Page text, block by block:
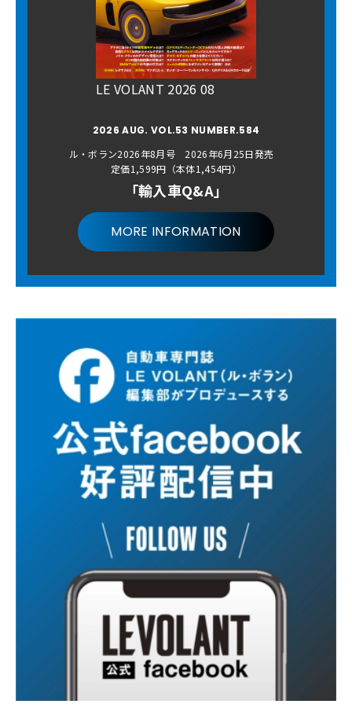
LE VOLANT 2026 08
2026 AUG. VOL.53 NUMBER.584
ル・ボラン2026年8月号 2026年6月25日発売
定価1,599円（本体1,454円）
「輸入車Q&A」
MORE INFORMATION